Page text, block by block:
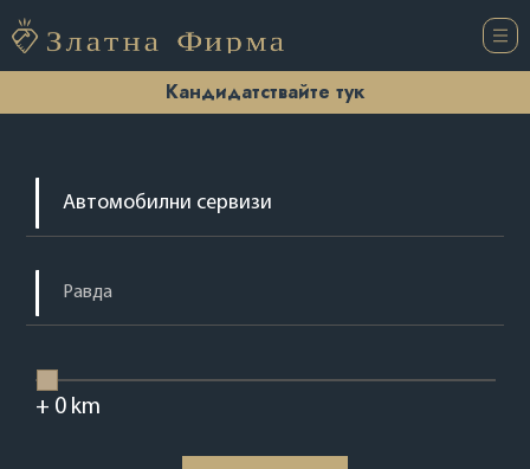
Кандидатствайте тук
+ 0km